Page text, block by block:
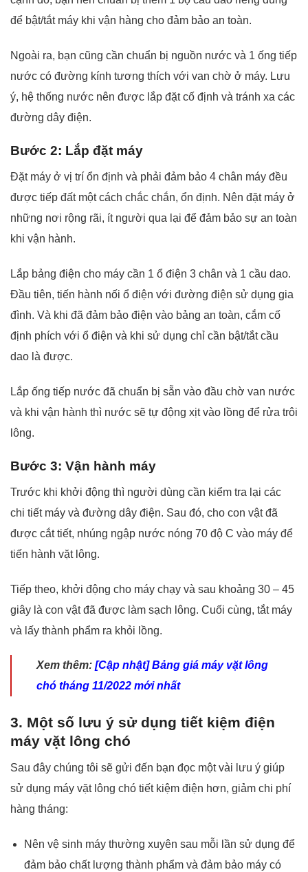
để bật/tắt máy khi vận hàng cho đảm bảo an toàn.
Ngoài ra, bạn cũng cần chuẩn bị nguồn nước và 1 ống tiếp
nước có đường kính tương thích với van chờ ở máy. Lưu
ý, hệ thống nước nên được lắp đặt cố định và tránh xa các
đường dây điện.
Bước 2: Lắp đặt máy
Đặt máy ở vị trí ổn định và phải đảm bảo 4 chân máy đều
được tiếp đất một cách chắc chắn, ổn định. Nên đặt máy ở
những nơi rộng rãi, ít người qua lại để đảm bảo sự an toàn
khi vận hành.
Lắp bảng điện cho máy cần 1 ổ điện 3 chân và 1 cầu dao.
Đầu tiên, tiến hành nối ổ điện với đường điện sử dụng gia
đình. Và khi đã đảm bảo điện vào bảng an toàn, cắm cố
định phích với ổ điện và khi sử dụng chỉ cần bật/tắt cầu
dao là được.
Lắp ống tiếp nước đã chuẩn bị sẵn vào đầu chờ van nước
và khi vận hành thì nước sẽ tự động xịt vào lồng để rửa trôi
lông.
Bước 3: Vận hành máy
Trước khi khởi động thì người dùng cần kiểm tra lại các
chi tiết máy và đường dây điện. Sau đó, cho con vật đã
được cắt tiết, nhúng ngập nước nóng 70 độ C vào máy để
tiến hành vặt lông.
Tiếp theo, khởi động cho máy chạy và sau khoảng 30 – 45
giây là con vật đã được làm sạch lông. Cuối cùng, tắt máy
và lấy thành phẩm ra khỏi lồng.
Xem thêm: [Cập nhật] Bảng giá máy vặt lông
chó tháng 11/2022 mới nhất
3. Một số lưu ý sử dụng tiết kiệm điện
máy vặt lông chó
Sau đây chúng tôi sẽ gửi đến bạn đọc một vài lưu ý giúp
sử dụng máy vặt lông chó tiết kiệm điện hơn, giảm chi phí
hàng tháng:
Nên vệ sinh máy thường xuyên sau mỗi lần sử dụng để
đảm bảo chất lượng thành phẩm và đảm bảo máy có